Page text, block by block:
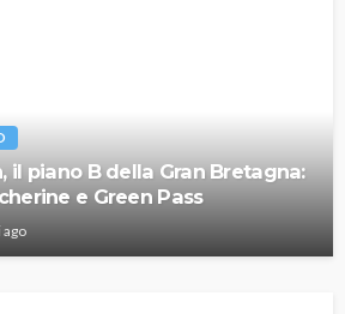
il piano B della Gran Bretagna:
e Green Pass
ago